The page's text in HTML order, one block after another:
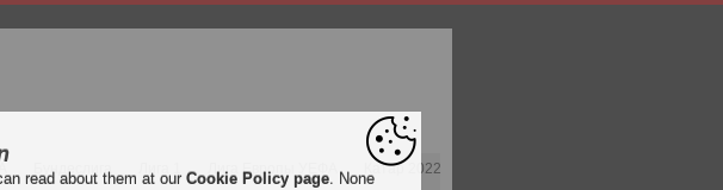
Бундеслига Лига 1 Лига Европы УЕФА Катар 2022
read about them at our Cookie Policy page. None